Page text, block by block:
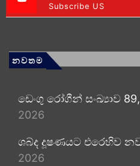
Subscribe US
නවතම
ඩෙංගු රෝගීන් සංඛ්‍යාව
2026
ශබ්ද දූෂණයට එරෙහිව
2026